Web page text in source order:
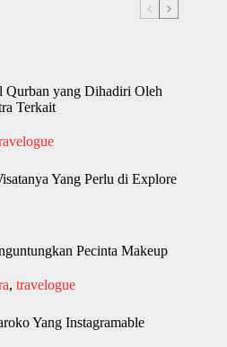
Qurban yang Dihadiri Oleh
Terkait
Yang Perlu di Explore
Pecinta Makeup
, travelogue
Yang Instagramable